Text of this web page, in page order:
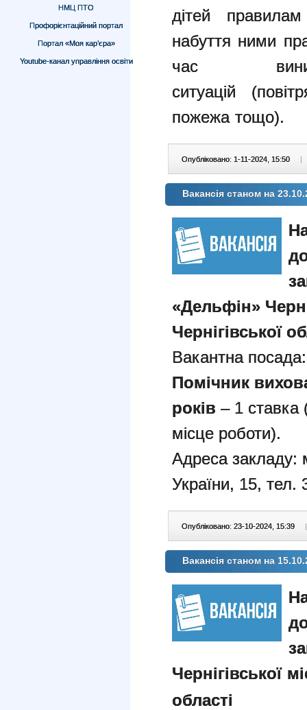
НМЦ ПТО
Профорієнтаційний портал
Портал «Моя кар’єра»
Youtube-канал управління освіти
дітей
набуття ними
час
ситуацій
пожежа тощо).
Опубліковано: 1-11-2024, 15:50 |
Вакансія станом на
«Дельфін»
Чернігівської
Вакантна
Помічник
років – 1 ставка
місце роботи).
Адреса закладу:
України, 15, тел.
Опубліковано: 23-10-2024, 15:39 |
Вакансія станом на
Чернігівської
області